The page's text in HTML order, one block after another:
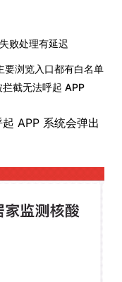
败处理有延迟
要浏览入口都有白名单
截无法呼起 APP
APP 系统会弹出